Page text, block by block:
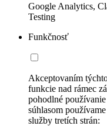
Google Analytics,
Testing
Funkčnosť
Akceptovaním
funkcie nad rámec
pohodlné
súhlasom
služby tretích strán: